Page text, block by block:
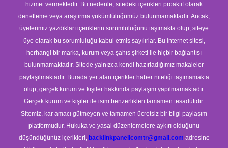
hizmet vermektedir. Bu nedenle, sitedeki içerikleri proaktif olarak
denetleme veya araştırma yükümlülüğümüz bulunmamaktadır. Ancak,
üyelerimiz yazdıkları içeriklerin sorumluluğunu taşımakta olup, siteye
üye olarak bu sorumluluğu kabul etmiş sayılırlar. Bu internet sitesi,
herhangi bir marka, kurum veya şahıs şirketi ile hiçbir bağlantısı
bulunmamaktadır. Sitede yalnızca kendi hazırladığımız makaleler
paylaşılmaktadır. Burada yer alan içerikler haber niteliği taşımamakta
olup, gerçek kurum ve kişiler hakkında paylaşım yapılmamaktadır.
Gerçek kurum ve kişiler ile isim benzerlikleri tamamen tesadüfidir.
Sitemiz, kar amacı gütmeyen ve tamamen ücretsiz bir bilgi paylaşım
platformudur. Hukuka ve yasal düzenlemelere aykırı olduğunu
düşündüğünüz içerikleri, backlinkpanelicomtr@gmail.com adresine